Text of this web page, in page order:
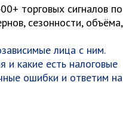
торговых сигналов по
сезонности, объёма,
лица с ним.
и какие есть налоговые
ошибки и ответим на